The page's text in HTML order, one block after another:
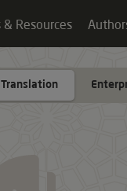
& Resources
Translation